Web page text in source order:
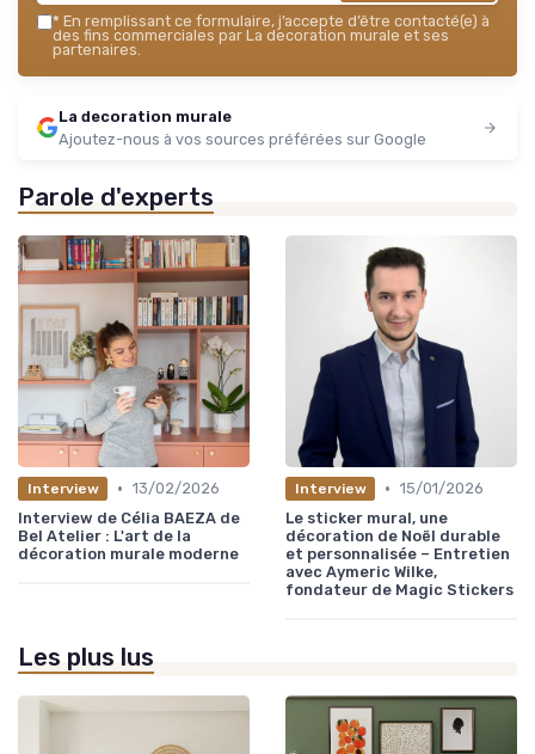
* En remplissant ce formulaire, j’accepte d’être contacté(e) à
des fins commerciales par La decoration murale et ses
partenaires.
La decoration murale
Ajoutez-nous à vos sources préférées sur Google
Parole d'experts
Interview • 13/02/2026
Interview de Célia BAEZA de
Bel Atelier : L'art de la
décoration murale moderne
Interview • 15/01/2026
Le sticker mural, une
décoration de Noël durable
et personnalisée – Entretien
avec Aymeric Wilke,
fondateur de Magic Stickers
Les plus lus